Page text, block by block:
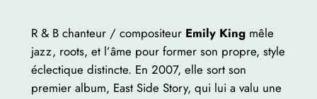
R & B chanteur / compositeurEmily Kingmêle
jazz, roots, et l’âme pour former son propre, style
éclectique distincte. En 2007, elle sort son
premier album, East Side Story, qui lui a valu une